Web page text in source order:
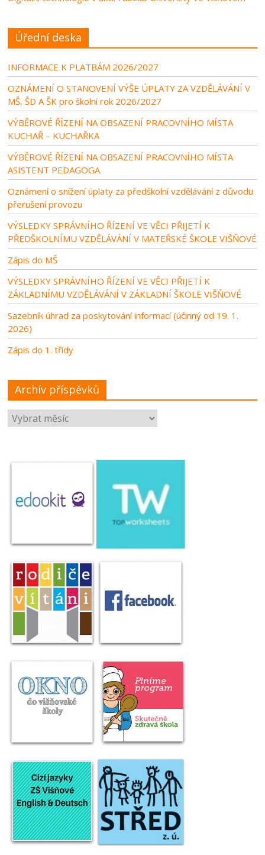
Úřední deska
INFORMACE K PLATBÁM 2026/2027
OZNÁMENÍ O STANOVENÍ VÝŠE ÚPLATY ZA VZDĚLÁVÁNÍ V
MŠ, ŠD A ŠK pro školní rok 2026/2027
VÝBĚROVÉ ŘÍZENÍ NA OBSAZENÍ PRACOVNÍHO MÍSTA
KUCHAŘ – KUCHAŘKA
VÝBĚROVÉ ŘÍZENÍ NA OBSAZENÍ PRACOVNÍHO MÍSTA
ASISTENT PEDAGOGA
Oznámení o snížení úplaty za předškolní vzdělávání z důvodu
přerušení provozu
VÝSLEDKY SPRÁVNÍHO ŘÍZENÍ VE VĚCI PŘIJETÍ K
PŘEDŠKOLNÍMU VZDĚLÁVÁNÍ V MATEŘSKÉ ŠKOLE VIŠŇOVÉ
Zápis do MŠ
VÝSLEDKY SPRÁVNÍHO ŘÍZENÍ VE VĚCI PŘIJETÍ K
ZÁKLADNÍMU VZDĚLÁVÁNÍ V ZÁKLADNÍ ŠKOLE VIŠŇOVÉ
Sazebník úhrad za poskytování informací (účinný od 19. 1.
2026)
Zápis do 1. třídy
Archív příspěvků